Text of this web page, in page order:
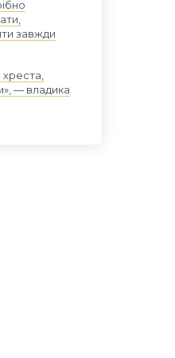
завжди
— владика